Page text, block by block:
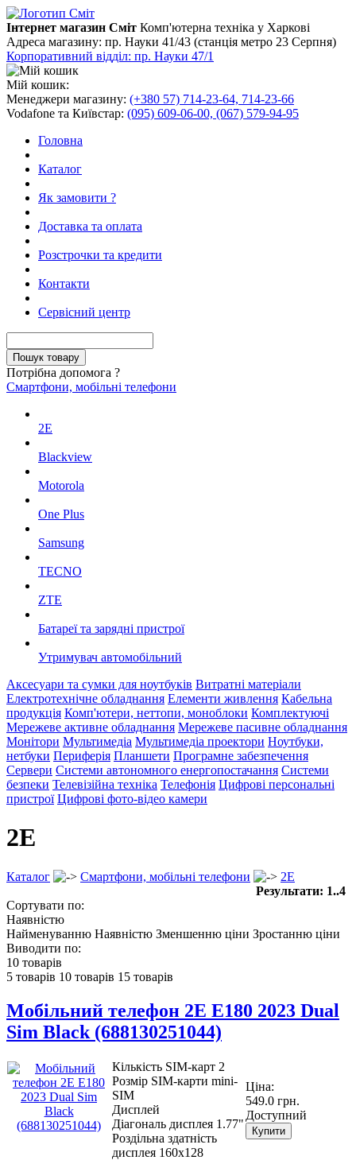
Інтернет магазин Сміт Комп'ютерна техніка у Харкові
Адреса магазину: пр. Науки 41/43 (станція метро 23 Серпня)
Корпоративний відділ: пр. Науки 47/1
Мій кошик:
Менеджери магазину: (+380 57) 714-23-64, 714-23-66
Vodafone та Київстар: (095) 609-06-00, (067) 579-94-95
Головна
Каталог
Як замовити ?
Доставка та оплата
Розстрочки та кредити
Контакти
Сервісний центр
Потрібна допомога ?
Смартфони, мобільні телефони
2E
Blackview
Motorola
One Plus
Samsung
TECNO
ZTE
Батареї та зарядні пристрої
Утримувач автомобільний
Аксесуари та сумки для ноутбуків Витратні матеріали
Електротехнічне обладнання Елементи живлення Кабельна
продукція Комп'ютери, неттопи, моноблоки Комплектуючі
Мережеве активне обладнання Мережеве пасивне обладнання
Монітори Мультимедіа Мультимедіа проектори Ноутбуки,
нетбуки Периферія Планшети Програмне забезпечення
Сервери Системи автономного енергопостачання Системи
безпеки Телевізійна техніка Телефонія Цифрові персональні
пристрої Цифрові фото-відео камери
2E
Каталог Смартфони, мобільні телефони
2E
Результати: 1..4
Сортувати по:
Наявністю
Найменуванню Наявністю Зменшенню ціни Зростанню ціни
Виводити по:
10 товарів
5 товарів 10 товарів 15 товарів
Мобiльний телефон 2E E180 2023 Dual
Sim Black (688130251044)
Кількість SIM-карт 2
Розмір SIM-карти mini-
SIM
Дисплей
Діагональ дисплея 1.77"
Роздільна здатність
дисплея 160х128
Ціна:
549.0 грн.
Доступний
Купити